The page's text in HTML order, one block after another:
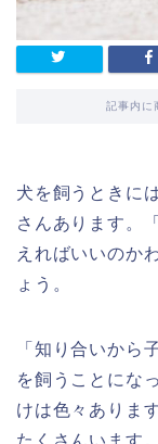
記事内に
犬を飼うときに
さんあります。
えればいいのか
ょう。
「知り合いから
を飼うことにな
けは色々ありま